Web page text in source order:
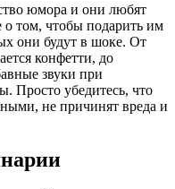
юмора и они любят
том, чтобы подарить им
они будут в шоке. От
конфетти, до
звуки при
Просто убедитесь, что
не причинят вреда и